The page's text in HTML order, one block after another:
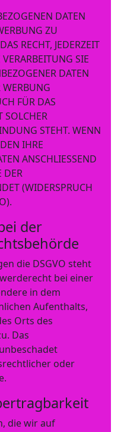
DATEN
ZU
RECHT, JEDERZEIT
SIE
DATEN
WERBUNG
FÜR DAS
SOLCHER
STEHT. WENN
IHRE
ANSCHLIESSEND
DER
(WIDERSPRUCH
der
die DSGVO steht
bei einer
in dem
Aufenthalts,
Orts des
Das
oder
die wir auf